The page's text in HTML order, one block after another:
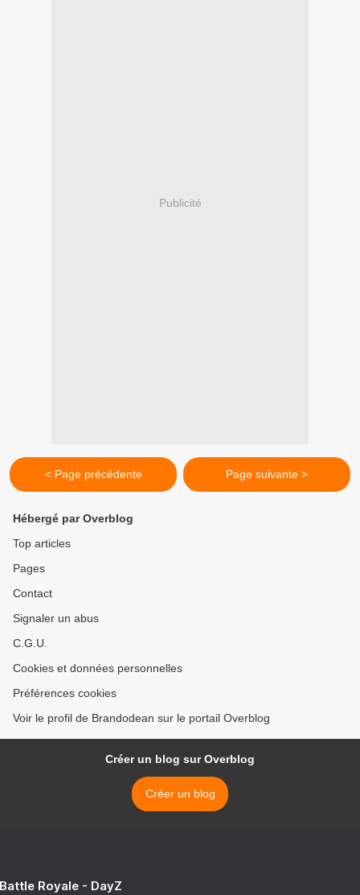
Publicité
< Page précédente Page suivante >
Hébergé par Overblog
Top articles
Pages
Contact
Signaler un abus
C.G.U.
Cookies et données personnelles
Préférences cookies
Voir le profil de Brandodean sur le portail Overblog
Créer un blog sur Overblog
Créer un blog
Royale - DayZ